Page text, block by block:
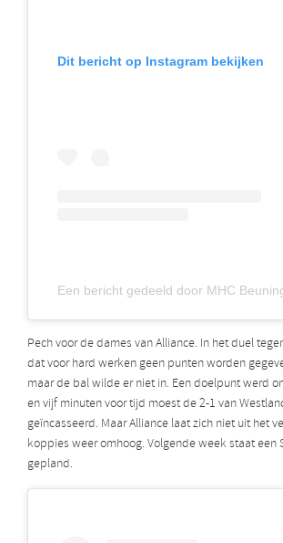
Dit bericht op Instagram bekijken
Pech voor de dames van Alliance. In het duel
dat voor hard werken geen punten worden
maar de bal wilde er niet in. Een doelpunt werd
en vijf minuten voor tijd moest de 2-1 van
geïncasseerd. Maar Alliance laat zich niet uit het
koppies weer omhoog. Volgende week staat een
gepland.